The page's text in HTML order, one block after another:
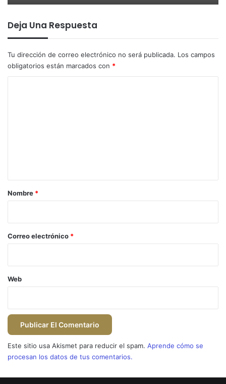
Deja Una Respuesta
Tu dirección de correo electrónico no será publicada. Los campos
obligatorios están marcados con *
r
*
Nombre *
Correo electrónico *
Web
Este sitio usa Akismet para reducir el spam. Aprende cómo se
procesan los datos de tus comentarios.